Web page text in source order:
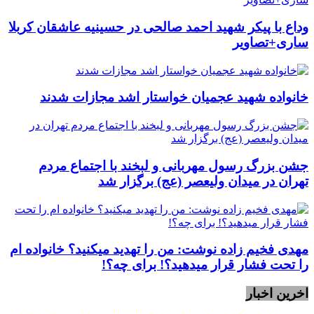
وداع با پیکر شهید احمد صالحی‌ در حسینیه عاشقان کربلا
ساری+تصاویر
خانواده شهید عجمیان خواستار اشد مجازات شدند
جشن بزرگ رسول مهربانی و لبخند با اجتماع مردم
تهران در میدان ولیعصر (عج) برگزار شد
مهدی فخیم زاده نوشت: من را تهدید میکنید؟ خانواده ام
را‌ تحت فشار قرار میدهید؟! برای چه؟!
اخرین اخبار